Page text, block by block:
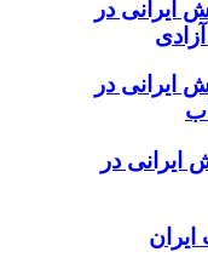
ایرانی در
ایرانی در
در